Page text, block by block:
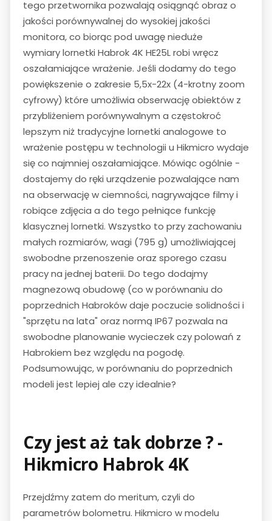
tego przetwornika pozwalają osiągnąć obraz o
jakości porównywalnej do wysokiej jakości
monitora, co biorąc pod uwagę nieduże
wymiary lornetki Habrok 4K HE25L robi wręcz
oszałamiające wrażenie. Jeśli dodamy do tego
powiększenie o zakresie 5,5x-22x (4-krotny zoom
cyfrowy) które umożliwia obserwację obiektów z
przybliżeniem porównywalnym a częstokroć
lepszym niż tradycyjne lornetki analogowe to
wrażenie postępu w technologii u Hikmicro wydaje
się co najmniej oszałamiające. Mówiąc ogólnie -
dostajemy do ręki urządzenie pozwalające nam
na obserwację w ciemności, nagrywające filmy i
robiące zdjęcia a do tego pełniące funkcję
klasycznej lornetki. Wszystko to przy zachowaniu
małych rozmiarów, wagi (795 g) umożliwiającej
swobodne przenoszenie oraz sporego czasu
pracy na jednej baterii. Do tego dodajmy
magnezową obudowę (co w porównaniu do
poprzednich Habroków daje poczucie solidności i
"sprzętu na lata" oraz normą IP67 pozwala na
swobodne planowanie wycieczek czy polowań z
Habrokiem bez względu na pogodę.
Podsumowując, w porównaniu do poprzednich
modeli jest lepiej ale czy idealnie?
Czy jest aż tak dobrze ? -
Hikmicro Habrok 4K
Przejdźmy zatem do meritum, czyli do
parametrów bolometru. Hikmicro w modelu